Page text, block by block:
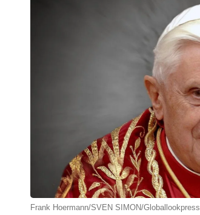
Frank Hoermann/SVEN SIMON/Globallookpress